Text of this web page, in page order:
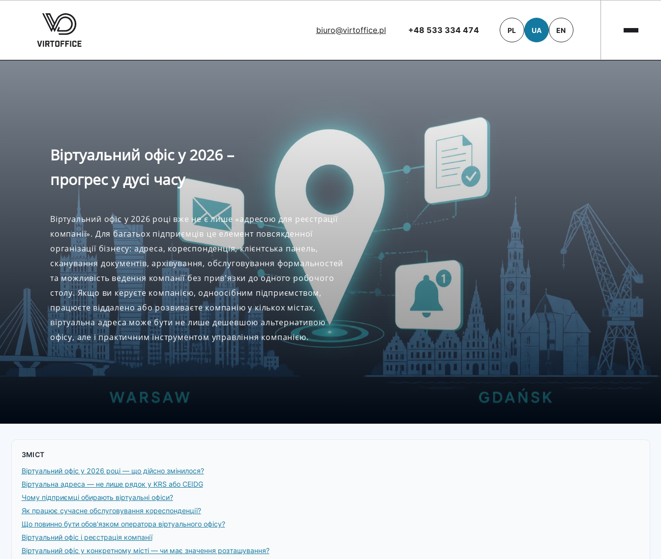
biuro@virtoffice.pl +48 533 334 474 PL UA EN
Віртуальний офіс у 2026 –
прогрес у дусі часу
Віртуальний офіс у 2026 році вже не є лише «адресою для реєстрації
компанії». Для багатьох підприємців це елемент повсякденної
організації бізнесу: адреса, кореспонденція, клієнтська панель,
сканування документів, архівування, обслуговування формальностей
та можливість ведення компанії без прив'язки до одного робочого
столу. Якщо ви керуєте компанією, одноосібним підприємством,
працюєте віддалено або розвиваєте компанію у кількох містах,
віртуальна адреса може бути не лише дешевшою альтернативою
офісу, але і практичним інструментом управління компанією.
ЗМІСТ
Віртуальний офіс у 2026 році — що дійсно змінилося?
Віртуальна адреса — не лише рядок у KRS або CEIDG
Чому підприємці обирають віртуальні офіси?
Як працює сучасне обслуговування кореспонденції?
Що повинно бути обов'язком оператора віртуального офісу?
Віртуальний офіс і реєстрація компанії
Віртуальний офіс у конкретному місті — чи має значення розташування?